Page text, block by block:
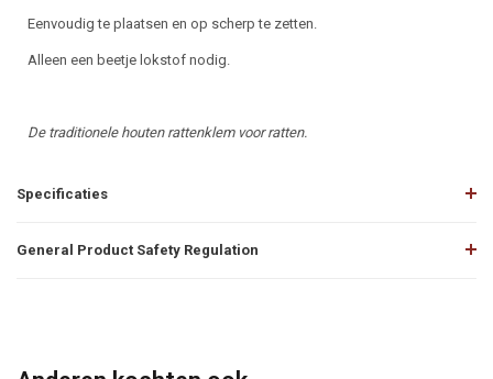
Eenvoudig te plaatsen en op scherp te zetten.
Alleen een beetje lokstof nodig.
De traditionele houten rattenklem voor ratten.
Specificaties
General Product Safety Regulation